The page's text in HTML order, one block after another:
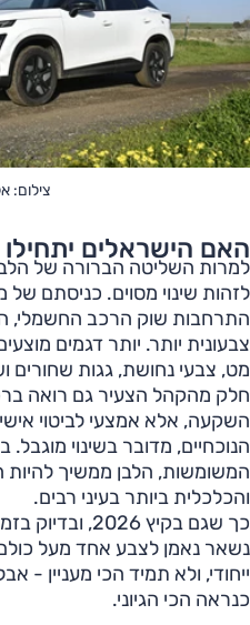
צילום:
האם הישראלים יתחילו
למרות השליטה הברורה של
לזהות שינוי מסוים. כניסתם של
התרחבות שוק הרכב החשמלי,
צבעונית יותר. יותר דגמים
מט, צבעי נחושת, גגות שחורים
חלק מהקהל הצעיר גם רואה
השקעה, אלא אמצעי לביטוי אישי.
הנוכחיים, מדובר בשינוי
המשומשות, הלבן ממשיך
והכלכלית ביותר בעיני רבים.
כך שגם בקיץ
נשאר נאמן לצבע אחד מעל
ייחודי, ולא תמיד הכי מעניין -
כנראה הכי הגיוני.